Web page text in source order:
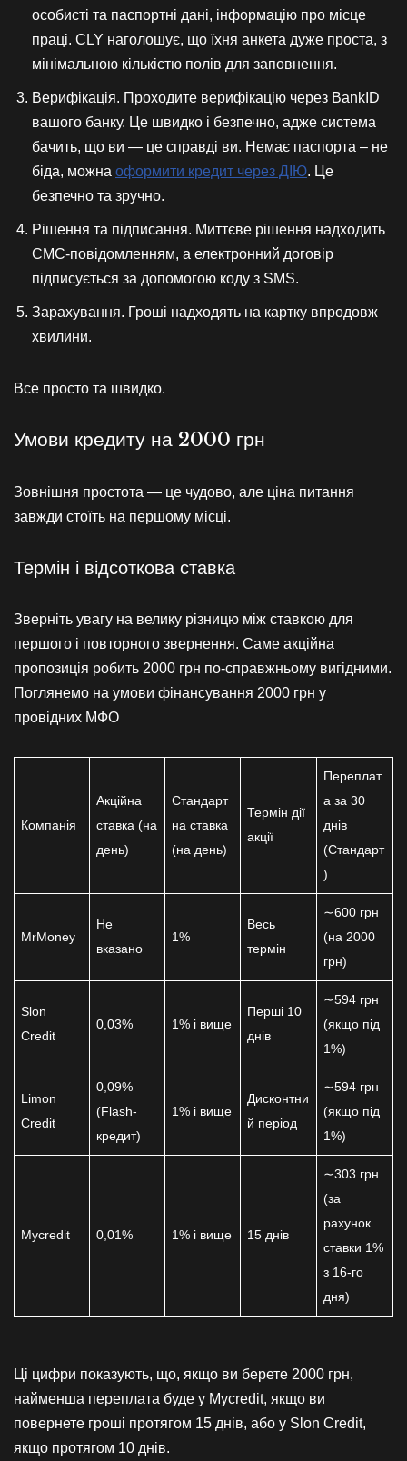
особисті та паспортні дані, інформацію про місце
праці. CLY наголошує, що їхня анкета дуже проста, з
мінімальною кількістю полів для заповнення.
Верифікація. Проходите верифікацію через BankID
вашого банку. Це швидко і безпечно, адже система
бачить, що ви — це справді ви. Немає паспорта – не
біда, можна оформити кредит через ДІЮ. Це
безпечно та зручно.
Рішення та підписання. Миттєве рішення надходить
СМС-повідомленням, а електронний договір
підписується за допомогою коду з SMS.
Зарахування. Гроші надходять на картку впродовж
хвилини.
Все просто та швидко.
Умови кредиту на 2000 грн
Зовнішня простота — це чудово, але ціна питання
завжди стоїть на першому місці.
Термін і відсоткова ставка
Зверніть увагу на велику різницю між ставкою для
першого і повторного звернення. Саме акційна
пропозиція робить 2000 грн по-справжньому вигідними.
Поглянемо на умови фінансування 2000 грн у
провідних МФО
Компанія
Акційна
ставка (на
день)
Стандарт
на ставка
(на день)
Термін дії
акції
Переплат
а за 30
днів
(Стандарт
)
MrMoney
Не
вказано
1%
Весь
термін
∼600 грн
(на 2000
грн)
Slon
Credit
0,03% 1% і вище
Перші 10
днів
∼594 грн
(якщо під
1%)
Limon
Credit
0,09%
(Flash-
кредит)
1% і вище
Дисконтни
й період
∼594 грн
(якщо під
1%)
Mycredit 0,01% 1% і вище 15 днів
∼303 грн
(за
рахунок
ставки 1%
з 16-го
дня)
Ці цифри показують, що, якщо ви берете 2000 грн,
найменша переплата буде у Mycredit, якщо ви
повернете гроші протягом 15 днів, або у Slon Credit,
якщо протягом 10 днів.